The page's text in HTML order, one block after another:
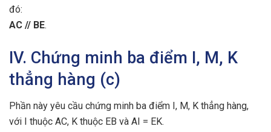
đó:
AC // BE.
IV. Chứng minh ba điểm I, M, K
thẳng hàng (c)
Phần này yêu cầu chứng minh ba điểm I, M, K thẳng hàng,
với I thuộc AC, K thuộc EB và AI = EK.